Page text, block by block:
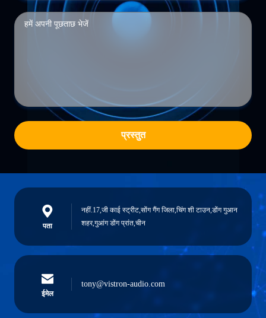
प्रस्तुत
पता
नहीं.17,जी काई स्ट्रीट,सोंग गैंग जिला,चिंग शी टाउन,डोंग गुआन
शहर,गुआंग डोंग प्रांत,चीन
ईमेल
tony@vistron-audio.com